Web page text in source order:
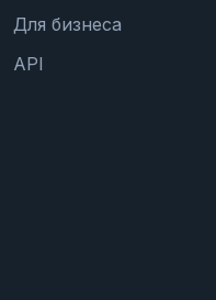
Для бизнеса
API